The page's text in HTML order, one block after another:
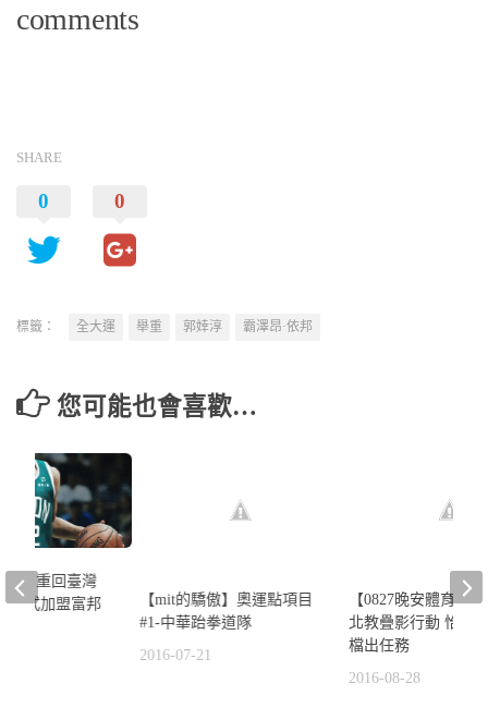
comments
SHARE
0 0
標籤： 全大運 舉重 郭婞淳 霸澤昂·依邦
您可能也會喜歡…
【mit的驕傲】奧運點項目
#1-中華跆拳道隊
2016-07-21
【0827晚安體育新
北教疊影行動 怡霈x
檔出任務
2016-08-28
獸」重回臺灣
正式加盟富邦